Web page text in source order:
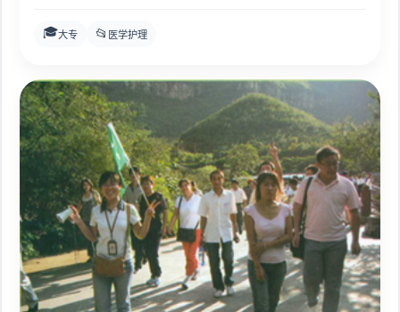
🎓大专 📂 医学护理